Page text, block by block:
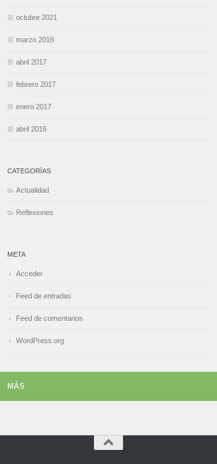
octubre 2021
marzo 2018
abril 2017
febrero 2017
enero 2017
abril 2016
CATEGORÍAS
Actualidad
Reflexiones
META
Acceder
Feed de entradas
Feed de comentarios
WordPress.org
MÁS